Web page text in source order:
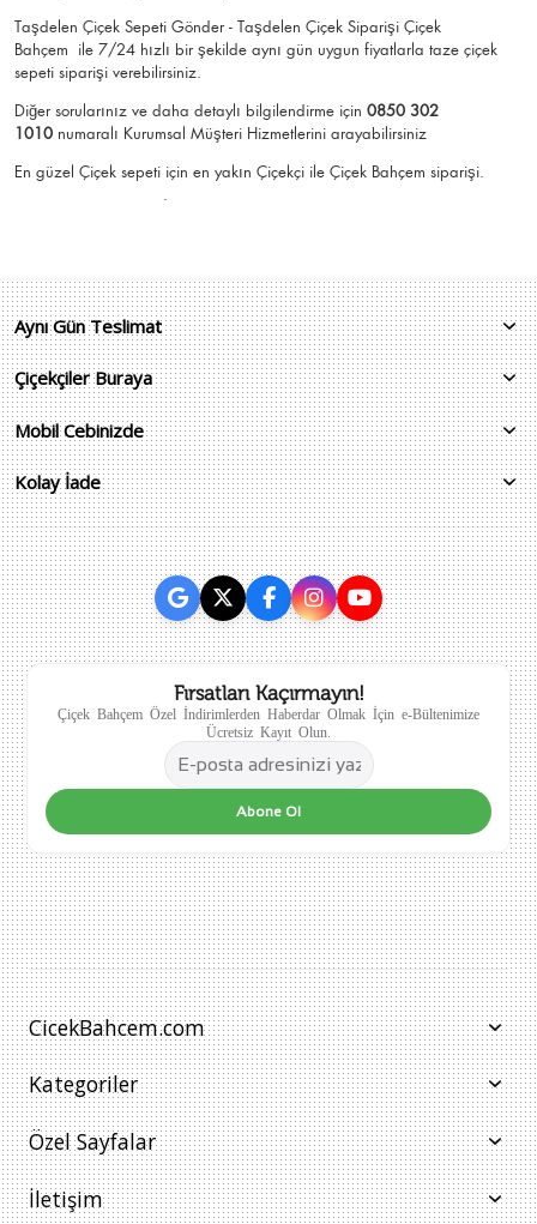
Taşdelen Çiçek Sepeti Gönder - Taşdelen Çiçek Siparişi Çiçek
Bahçem ile 7/24 hızlı bir şekilde aynı gün uygun fiyatlarla taze çiçek
sepeti siparişi verebilirsiniz.
Diğer sorularınız ve daha detaylı bilgilendirme için 0850 302
1010 numaralı Kurumsal Müşteri Hizmetlerini arayabilirsiniz
En güzel Çiçek sepeti için en yakın Çiçekçi ile Çiçek Bahçem siparişi.
.
Aynı Gün Teslimat
Çiçekçiler Buraya
Mobil Cebinizde
Kolay İade
Fırsatları Kaçırmayın!
Çiçek Bahçem Özel İndirimlerden Haberdar Olmak İçin e-Bültenimize
Ücretsiz Kayıt Olun.
Abone Ol
CicekBahcem.com
Kategoriler
Özel Sayfalar
İletişim